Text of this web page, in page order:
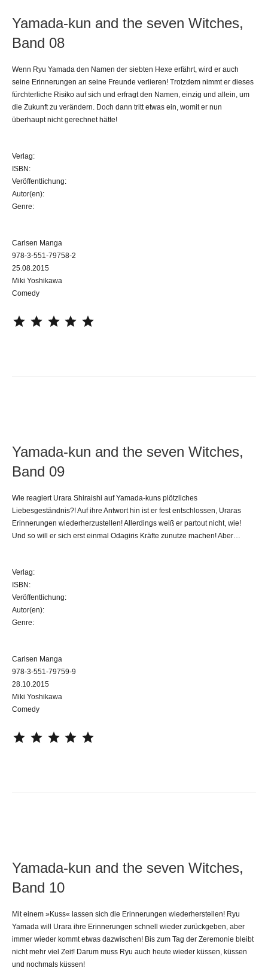
Yamada-kun and the seven Witches,
Band 08
Wenn Ryu Yamada den Namen der siebten Hexe erfährt, wird er auch
seine Erinnerungen an seine Freunde verlieren! Trotzdem nimmt er dieses
fürchterliche Risiko auf sich und erfragt den Namen, einzig und allein, um
die Zukunft zu verändern. Doch dann tritt etwas ein, womit er nun
überhaupt nicht gerechnet hätte!
Verlag:
ISBN:
Veröffentlichung:
Autor(en):
Genre:
Carlsen Manga
978-3-551-79758-2
25.08.2015
Miki Yoshikawa
Comedy
Yamada-kun and the seven Witches,
Band 09
Wie reagiert Urara Shiraishi auf Yamada-kuns plötzliches
Liebesgeständnis?! Auf ihre Antwort hin ist er fest entschlossen, Uraras
Erinnerungen wiederherzustellen! Allerdings weiß er partout nicht, wie!
Und so will er sich erst einmal Odagiris Kräfte zunutze machen! Aber…
Verlag:
ISBN:
Veröffentlichung:
Autor(en):
Genre:
Carlsen Manga
978-3-551-79759-9
28.10.2015
Miki Yoshikawa
Comedy
Yamada-kun and the seven Witches,
Band 10
Mit einem »Kuss« lassen sich die Erinnerungen wiederherstellen! Ryu
Yamada will Urara ihre Erinnerungen schnell wieder zurückgeben, aber
immer wieder kommt etwas dazwischen! Bis zum Tag der Zeremonie bleibt
nicht mehr viel Zeit! Darum muss Ryu auch heute wieder küssen, küssen
und nochmals küssen!